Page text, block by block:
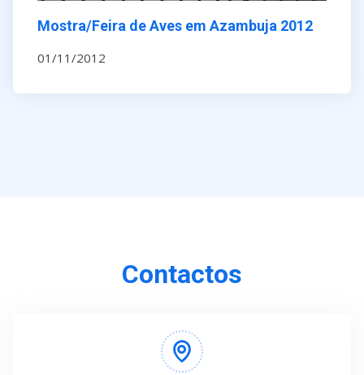
Mostra/Feira de Aves em Azambuja 2012
01/11/2012
Contactos